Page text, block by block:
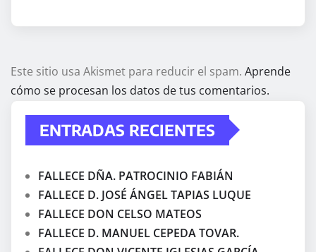
Este sitio usa Akismet para reducir el spam. Aprende
cómo se procesan los datos de tus comentarios.
ENTRADAS RECIENTES
FALLECE DÑA. PATROCINIO FABIÁN
FALLECE D. JOSÉ ÁNGEL TAPIAS LUQUE
FALLECE DON CELSO MATEOS
FALLECE D. MANUEL CEPEDA TOVAR.